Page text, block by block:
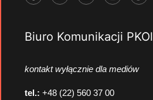
Biuro Komunikacji PKOl
kontakt wyłącznie dla mediów
tel.: +48 (22) 560 37 00